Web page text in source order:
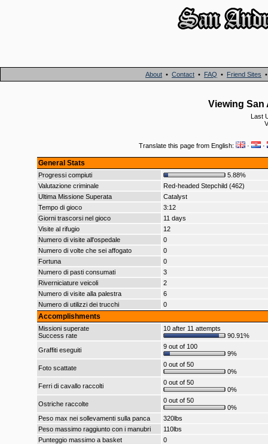
About • Contact • FAQ • Friend Sites
Viewing San
Last
Translate this page from English: · ·
General Stats
Progressi compiuti
5.88%
Valutazione criminale
Red-headed Stepchild (462)
Ultima Missione Superata
Catalyst
Tempo di gioco
3:12
Giorni trascorsi nel gioco
11 days
Visite al rifugio
12
Numero di visite all'ospedale
0
Numero di volte che sei affogato
0
Fortuna
0
Numero di pasti consumati
3
Riverniciature veicoli
2
Numero di visite alla palestra
6
Numero di utilizzi dei trucchi
0
Accomplishments
Missioni superate
Success rate
10 after 11 attempts
90.91%
Graffiti eseguiti
9 out of 100
9%
Foto scattate
0 out of 50
0%
Ferri di cavallo raccolti
0 out of 50
0%
Ostriche raccolte
0 out of 50
0%
Peso max nei sollevamenti sulla panca
320lbs
Peso massimo raggiunto con i manubri
110lbs
Punteggio massimo a basket
0